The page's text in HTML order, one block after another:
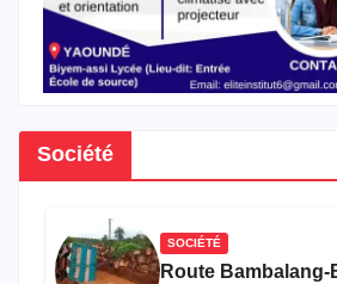
Société
SOCIÉTÉ
Route Bambalang-